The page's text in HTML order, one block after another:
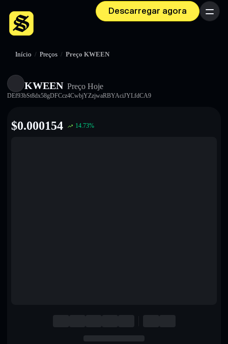
Descarregar agora Menu
Início / Preços / Preço KWEEN
KWEEN Preço Hoje
DEf93bSt8dx58gDFCcz4CwbjYZzjwaRBYAciJYLfdCA9
$0.000154 14.73%